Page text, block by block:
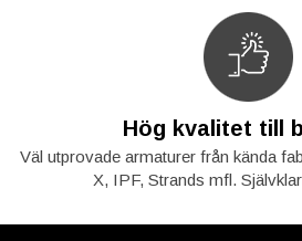
Hög kvalitet till
Väl utprovade armaturer från kända
X, IPF, Strands mfl.